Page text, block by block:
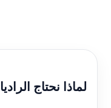
لماذا نحتاج